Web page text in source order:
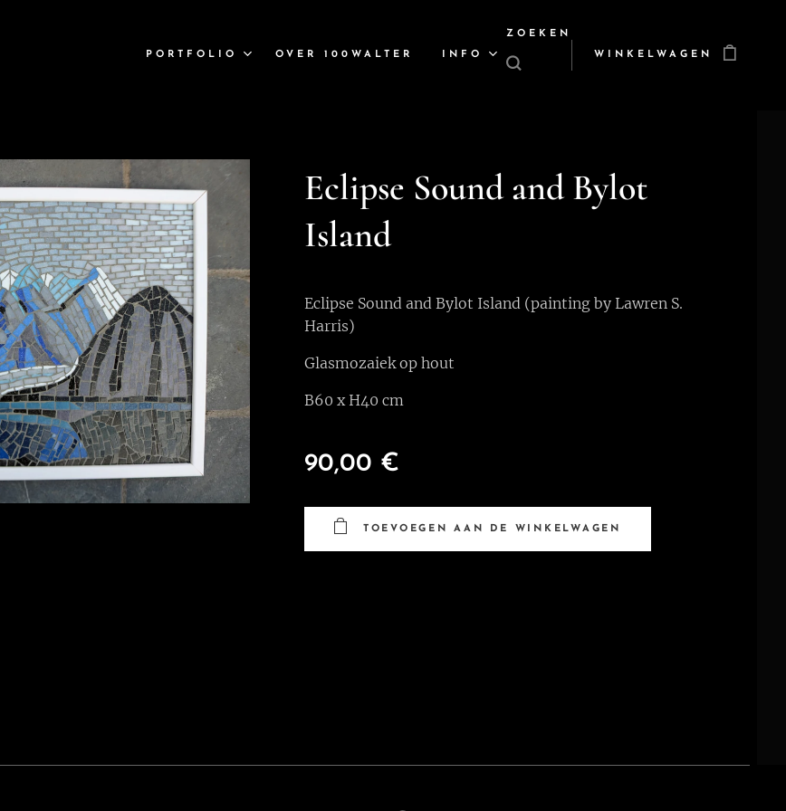
PORTFOLIO OVER 100WALTER INFO
ZOEKEN
WINKELWAGEN
Eclipse Sound and Bylot
Island
Eclipse Sound and Bylot Island (painting by Lawren S.
Harris)
Glasmozaiek op hout
B60 x H40 cm
90,00 €
TOEVOEGEN AAN DE WINKELWAGEN